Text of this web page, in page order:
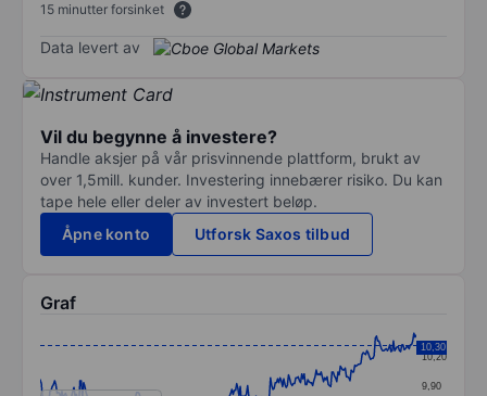
15 minutter forsinket
Data levert av
Vil du begynne å investere?
Handle aksjer på vår prisvinnende plattform, brukt av
over 1,5mill. kunder. Investering innebærer risiko. Du kan
tape hele eller deler av investert beløp.
Åpne konto
Utforsk Saxos tilbud
Graf
Line chart with 313 data points.
9,90
10,20
10,30